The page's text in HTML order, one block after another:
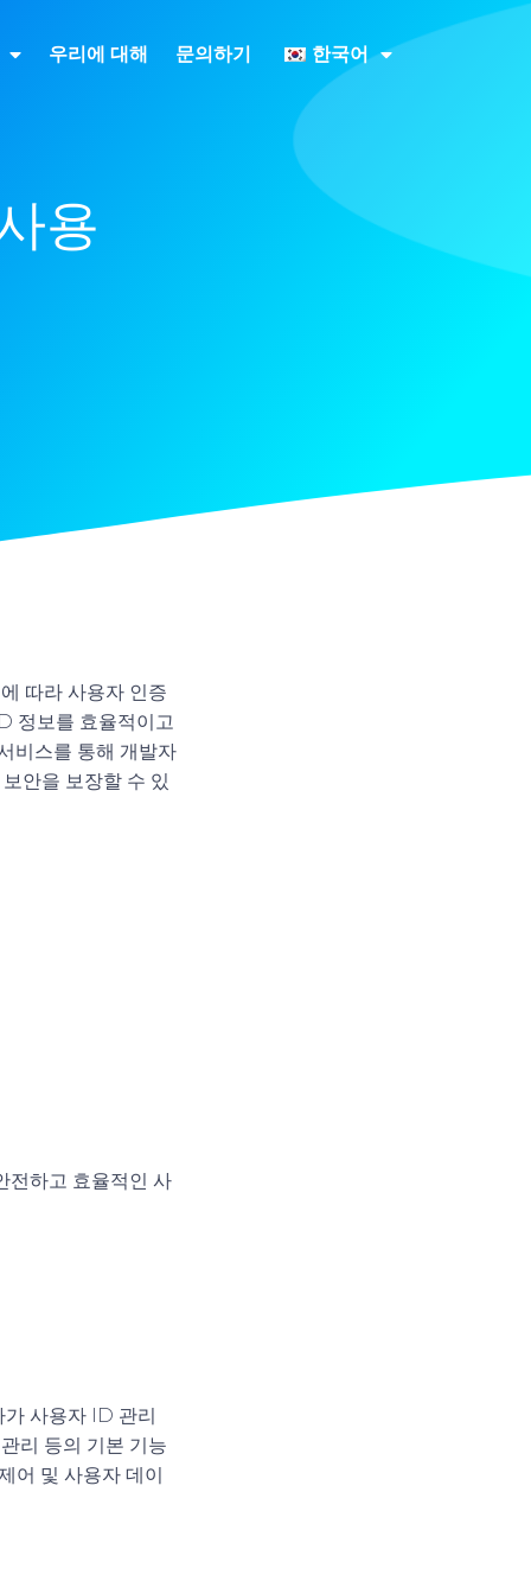
우리에 대해 문의하기 한국어
용
따라 사용자 인증
정보를 효율적이고
비스를 통해 개발자
안을 보장할 수 있
하고 효율적인 사
사용자 ID 관리
리 등의 기본 기능
어 및 사용자 데이